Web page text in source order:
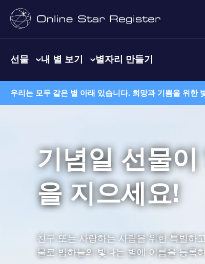
선물 내 별 보기 별자리 만들기
우리는 모두 같은 별 아래 있습니다. 희망과 기쁨을 위한
기념일 선물
을 지으세요!
친구 또는 사랑하는 사람을 위한 특별하
물로 밤하늘의 빛나는 별에 이름을 등록